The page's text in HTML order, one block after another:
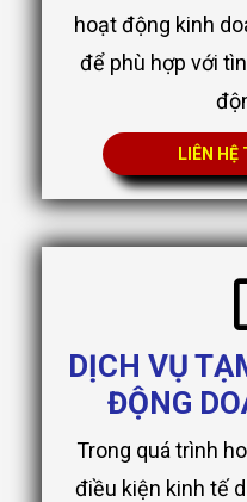
hoạt động kinh
để phù hợp với
LIÊN HỆ
DỊCH VỤ
ĐỘNG
Trong quá trình
điều kiện kinh tế